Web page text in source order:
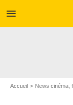
menu
Accueil News cinéma,